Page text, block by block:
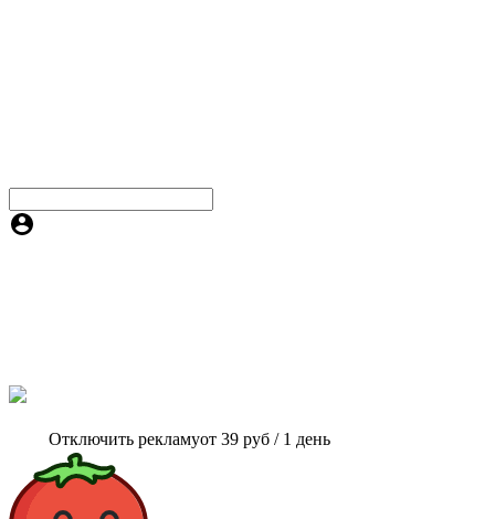
Отключить рекламуот 39 руб / 1 день